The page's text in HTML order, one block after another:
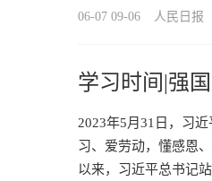
06-07 09-06 人民日报
学习时间|强
2023年5月31日，习
习、爱劳动，懂感恩
以来，习近平总书记